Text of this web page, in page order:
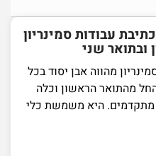
עבודות סמינריון
ובתואר שני
מהווה אבן יסוד בכל
מהתואר הראשון וכלה
מתקדמים. היא משמשת כלי